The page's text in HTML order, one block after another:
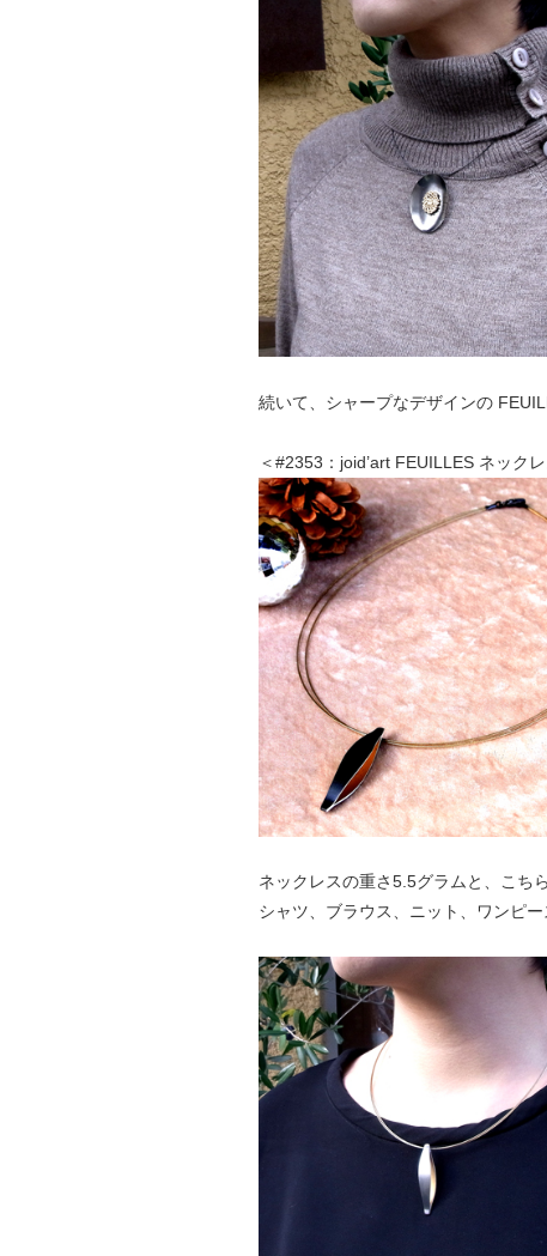
続いて、シャープなデザインの
＜#2353：joid’art FEUILLES ネック
ネックレスの重さ5.5グラムと、こち
シャツ、ブラウス、ニット、ワンピ